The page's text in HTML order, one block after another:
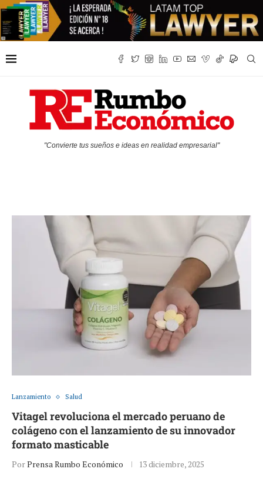
"Convierte tus sueños e ideas en realidad empresarial"
Lanzamiento Salud
Vitagel revoluciona el mercado peruano de
colágeno con el lanzamiento de su innovador
formato masticable
PorPrensa Rumbo Económico 13 diciembre, 2025